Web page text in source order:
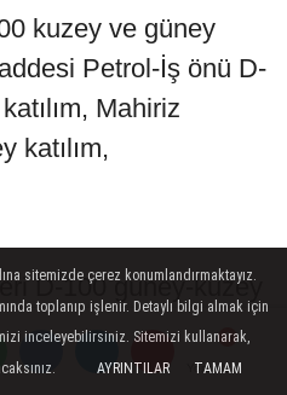
Yorumlar
Yorumlar
Yorumlar
kuzey ve güney
Petrol-İş önü D-
Mahiriz
katılım,
D-100 güney-kuzey
Caddesi Gold
kuzey katılım,
sitemizde çerez konumlandırmaktayız.
toplanıp işlenir. Detaylı bilgi almak için
inceleyebilirsiniz. Sitemizi kullanarak,
AYRINTILAR TAMAM